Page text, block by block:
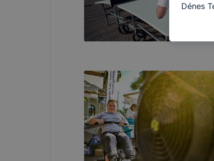
Dénes
tétele,
teljes